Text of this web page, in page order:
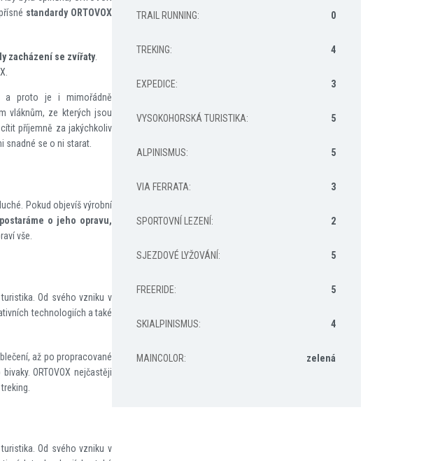
standardy ORTOVOX
zacházení se zvířaty.
a proto je i mimořádně
vláknům, ze kterých jsou
příjemně za jakýchkoliv
snadné se o ni starat.
Pokud objevíš výrobní
o jeho opravu,
vše.
Od svého vzniku v
technologiích a také
až po propracované
ORTOVOX nejčastěji
Od svého vzniku v
TRAIL RUNNING: 0
TREKING: 4
EXPEDICE: 3
VYSOKOHORSKÁ TURISTIKA: 5
ALPINISMUS: 5
VIA FERRATA: 3
SPORTOVNÍ LEZENÍ : 2
SJEZDOVÉ LYŽOVÁNÍ : 5
FREERIDE: 5
SKIALPINISMUS: 4
MAINCOLOR: zelená